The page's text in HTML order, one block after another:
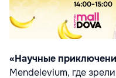
«Научные
Mendelevium, где